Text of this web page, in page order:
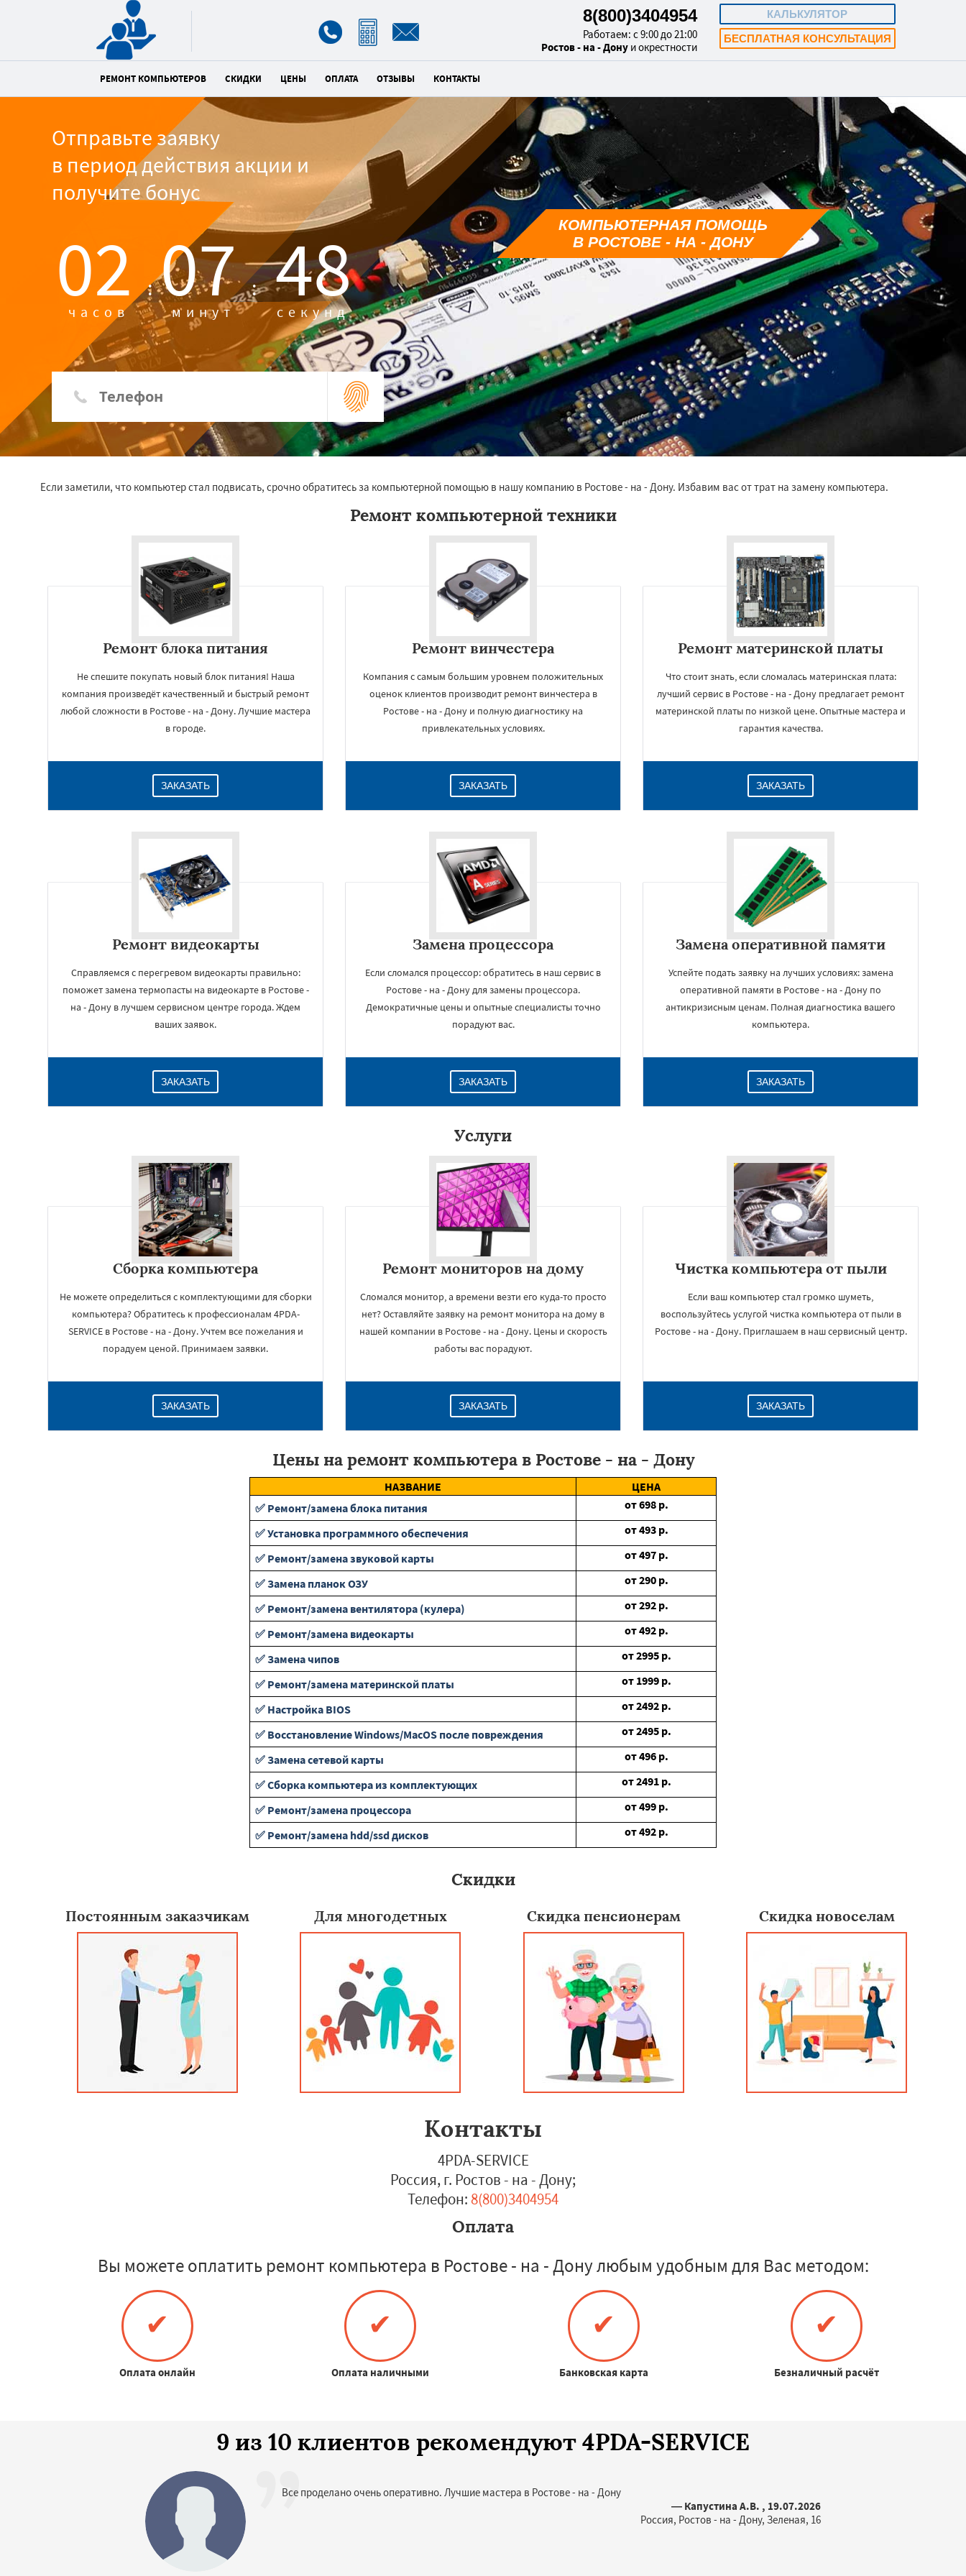
КАЛЬКУЛЯТОР
БЕСПЛАТНАЯ КОНСУЛЬТАЦИЯ
8(800)3404954
Работаем: с 9:00 до 21:00
Ростов - на - Дону и окрестности
РЕМОНТ КОМПЬЮТЕРОВ СКИДКИ ЦЕНЫ ОПЛАТА ОТЗЫВЫ КОНТАКТЫ
Отправьте заявку
в период действия акции и
получите бонус
02 :
часов 07 :
минут 47
секунд
КОМПЬЮТЕРНАЯ ПОМОЩЬ
В РОСТОВЕ - НА - ДОНУ
Если заметили, что компьютер стал подвисать, срочно обратитесь за компьютерной помощью в нашу компанию в Ростове - на - Дону. Избавим вас от трат на замену компьютера.
Ремонт компьютерной техники
Ремонт блока питания
Не спешите покупать новый блок питания! Наша
компания произведёт качественный и быстрый ремонт
любой сложности в Ростове - на - Дону. Лучшие мастера
в городе.
ЗАКАЗАТЬ
Ремонт винчестера
Компания с самым большим уровнем положительных
оценок клиентов производит ремонт винчестера в
Ростове - на - Дону и полную диагностику на
привлекательных условиях.
ЗАКАЗАТЬ
Ремонт материнской платы
Что стоит знать, если сломалась материнская плата:
лучший сервис в Ростове - на - Дону предлагает ремонт
материнской платы по низкой цене. Опытные мастера и
гарантия качества.
ЗАКАЗАТЬ
Ремонт видеокарты
Справляемся с перегревом видеокарты правильно:
поможет замена термопасты на видеокарте в Ростове -
на - Дону в лучшем сервисном центре города. Ждем
ваших заявок.
ЗАКАЗАТЬ
Замена процессора
Если сломался процессор: обратитесь в наш сервис в
Ростове - на - Дону для замены процессора.
Демократичные цены и опытные специалисты точно
порадуют вас.
ЗАКАЗАТЬ
Замена оперативной памяти
Успейте подать заявку на лучших условиях: замена
оперативной памяти в Ростове - на - Дону по
антикризисным ценам. Полная диагностика вашего
компьютера.
ЗАКАЗАТЬ
Услуги
Сборка компьютера
Не можете определиться с комплектующими для сборки
компьютера? Обратитесь к профессионалам 4PDA-
SERVICE в Ростове - на - Дону. Учтем все пожелания и
порадуем ценой. Принимаем заявки.
ЗАКАЗАТЬ
Ремонт мониторов на дому
Сломался монитор, а времени везти его куда-то просто
нет? Оставляйте заявку на ремонт монитора на дому в
нашей компании в Ростове - на - Дону. Цены и скорость
работы вас порадуют.
ЗАКАЗАТЬ
Чистка компьютера от пыли
Если ваш компьютер стал громко шуметь,
воспользуйтесь услугой чистка компьютера от пыли в
Ростове - на - Дону. Приглашаем в наш сервисный центр.
ЗАКАЗАТЬ
Цены на ремонт компьютера в Ростове - на - Дону
НАЗВАНИЕ
ЦЕНА
✅ Ремонт/замена блока питания
от698 р.
✅ Установка программного обеспечения
от493 р.
✅ Ремонт/замена звуковой карты
от497 р.
✅ Замена планок ОЗУ
от290 р.
✅ Ремонт/замена вентилятора (кулера)
от292 р.
✅ Ремонт/замена видеокарты
от492 р.
✅ Замена чипов
от2995 р.
✅ Ремонт/замена материнской платы
от 1999 р.
✅ Настройка BIOS
от2492 р.
✅ Восстановление Windows/MacOS после повреждения
от2495 р.
✅ Замена сетевой карты
от496 р.
✅ Сборка компьютера из комплектующих
от2491 р.
✅ Ремонт/замена процессора
от499 р.
✅ Ремонт/замена hdd/ssd дисков
от492 р.
Скидки
Постоянным заказчикам Для многодетных Скидка пенсионерам Скидка новоселам
Контакты
4PDA-SERVICE
Россия, г. Ростов - на - Дону;
Телефон: 8(800)3404954
Оплата
Вы можете оплатить ремонт компьютера в Ростове - на - Дону любым удобным для Вас методом:
✔
Оплата онлайн
✔
Оплата наличными
✔
Банковская карта
✔
Безналичный расчёт
9 из 10 клиентов рекомендуют 4PDA-SERVICE
Все проделано очень оперативно. Лучшие мастера в Ростове - на - Дону
— Капустина А.В. , 19.07.2026
Россия, Ростов - на - Дону, Зеленая, 16
Даю согласие на обработку персональных данных